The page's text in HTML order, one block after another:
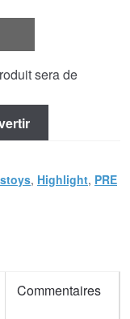
sera de
, Highlight, PRE
Commentaires